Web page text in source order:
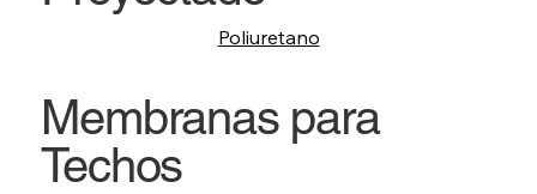
Poliuretano
Membranas para
Techos